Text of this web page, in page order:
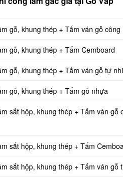
gỗ, khung thép + Tấm ván gỗ công
gỗ, khung thép + Tấm Cemboard
gỗ, khung thép + Tấm ván gỗ tự
gỗ, khung thép + Tấm gỗ nhựa
sắt hộp, khung thép + Tấm ván gỗ
sắt hộp, khung thép + Tấm
sắt hộp, khung thép + Tấm ván gỗ